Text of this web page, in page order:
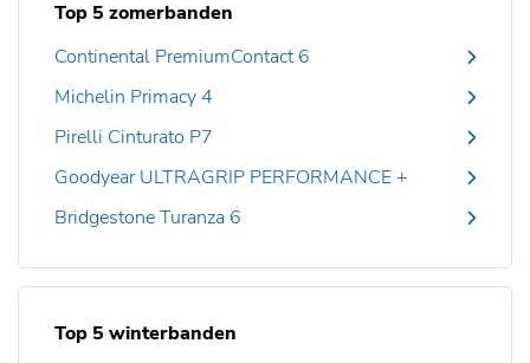
Top 5 zomerbanden
Continental PremiumContact 6
Michelin Primacy 4
Pirelli Cinturato P7
Goodyear ULTRAGRIP PERFORMANCE +
Bridgestone Turanza 6
Top 5 winterbanden